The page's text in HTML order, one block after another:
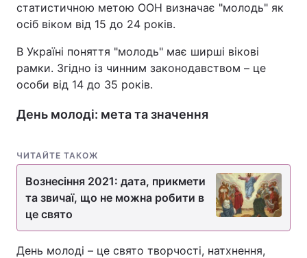
статистичною метою ООН визначає "молодь" як
осіб віком від 15 до 24 років.
В Україні поняття "молодь" має ширші вікові
рамки. Згідно із чинним законодавством – це
особи від 14 до 35 років.
День молоді: мета та значення
ЧИТАЙТЕ ТАКОЖ
Вознесіння 2021: дата, прикмети
та звичаї, що не можна робити в
це свято
День молоді – це свято творчості, натхнення,